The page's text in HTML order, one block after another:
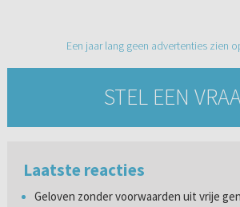
Een jaar lang geen advertenties zien
STEL EEN
Laatste reacties
Geloven zonder voorwaarden uit vrije